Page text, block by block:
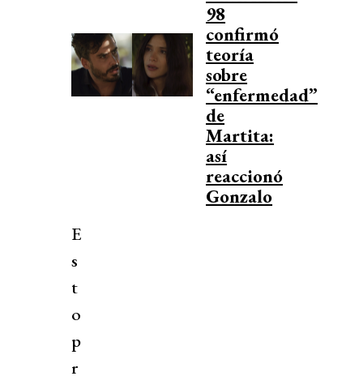
98
confirmó
teoría
sobre
“enfermedad”
de
Martita:
así
reaccionó
Gonzalo
E
s
t
o
p
r